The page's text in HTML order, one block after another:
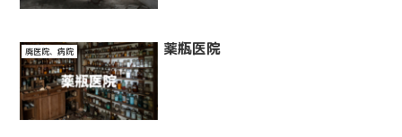
廃医院、病院 薬瓶医院